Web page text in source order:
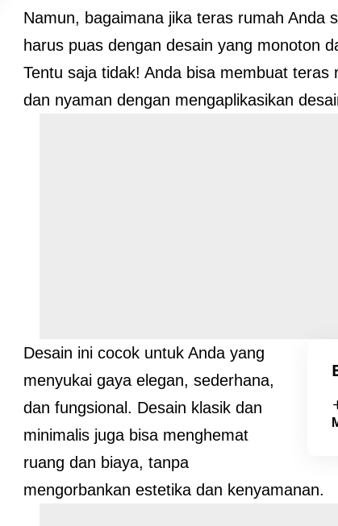
Namun, bagaimana jika teras rumah Anda
harus puas dengan desain yang monoton
Tentu saja tidak! Anda bisa membuat teras
dan nyaman dengan mengaplikasikan
Desain ini cocok untuk Anda yang
menyukai gaya elegan, sederhana,
dan fungsional. Desain klasik dan
minimalis juga bisa menghemat
ruang dan biaya, tanpa
mengorbankan estetika dan kenyamanan.